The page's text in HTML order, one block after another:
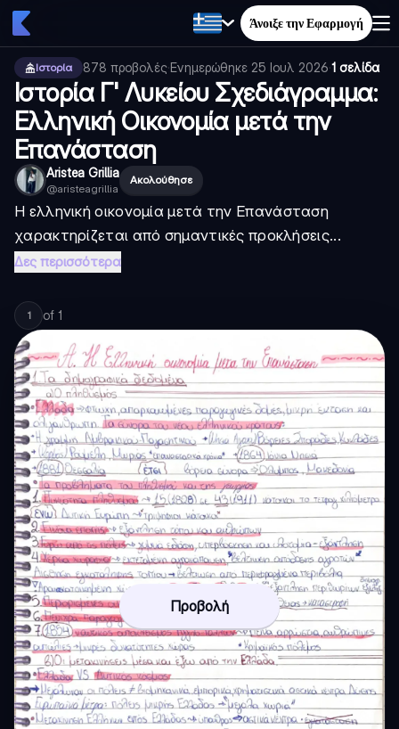
Άνοιξε την Εφαρμογή
Ιστορία 878 προβολές·Ενημερώθηκε 25 Ιουλ 2026·1 σελίδα
Ιστορία Γ' Λυκείου Σχεδιάγραμμα:
Ελληνική Οικονομία μετά την
Επανάσταση
Aristea Grillia
@aristeagrillia
Ακολούθησε
Η ελληνική οικονομία μετά την Επανάσταση
χαρακτηρίζεται από σημαντικές προκλήσεις...
Δες περισσότερα
1 of 1
Προβολή